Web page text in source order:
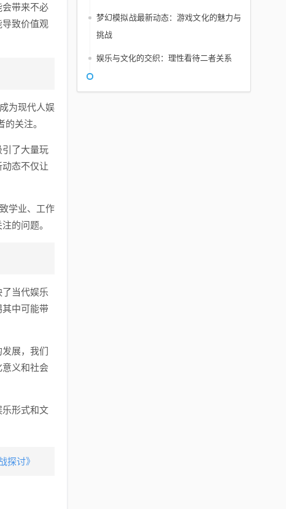
带来不必
致价值观
为现代人娱
关注。
了大量玩
态不仅让
学业、工作
的问题。
当代娱乐
中可能带
展，我们
义和社会
形式和文
探讨》
梦幻模拟战最新动态：游戏文化的魅力与
挑战
娱乐与文化的交织：理性看待二者关系